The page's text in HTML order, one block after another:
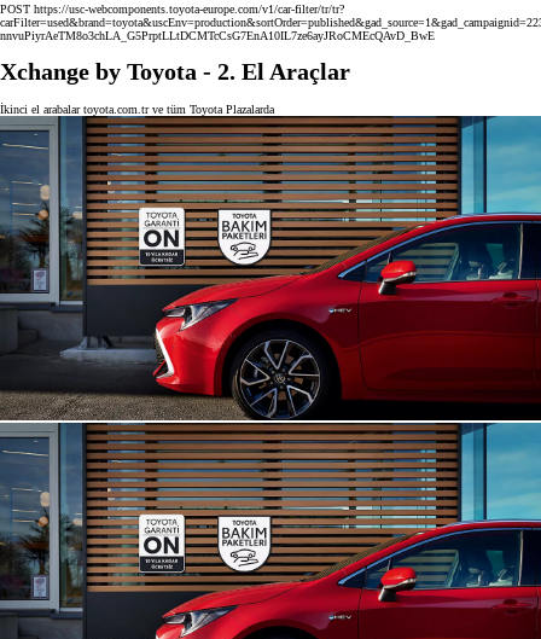
POST https://usc-webcomponents.toyota-europe.com/v1/car-filter/tr/tr?
nnvuPiyrAeTM8o3chLA_G5PrptLLtDCMTcCsG7EnA10IL7ze6ayJRoCMEcQAvD_BwE
Xchange by Toyota - 2. El Araçlar
İkinci el arabalar toyota.com.tr ve tüm Toyota Plazalarda